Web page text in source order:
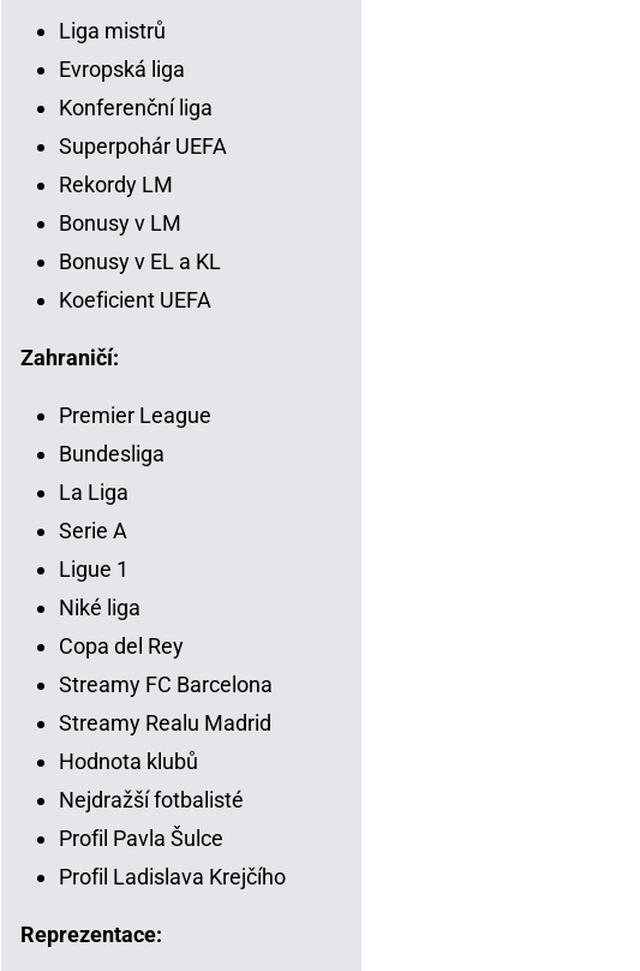
Liga mistrů
Evropská liga
Konferenční liga
Superpohár UEFA
Rekordy LM
Bonusy v LM
Bonusy v EL a KL
Koeficient UEFA
Zahraničí:
Premier League
Bundesliga
La Liga
Serie A
Ligue 1
Niké liga
Copa del Rey
Streamy FC Barcelona
Streamy Realu Madrid
Hodnota klubů
Nejdražší fotbalisté
Profil Pavla Šulce
Profil Ladislava Krejčího
Reprezentace: